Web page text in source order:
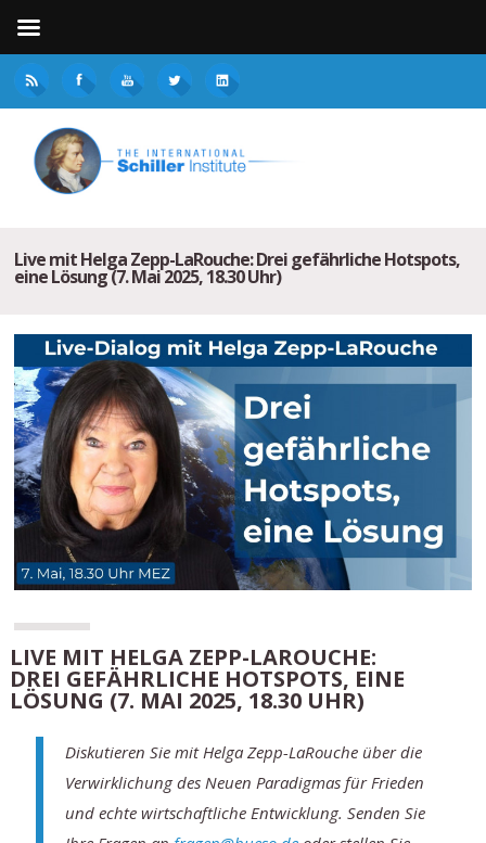
Live mit Helga Zepp-LaRouche: Drei gefährliche Hotspots,
eine Lösung (7. Mai 2025, 18.30 Uhr)
LIVE MIT HELGA ZEPP-LAROUCHE:
DREI GEFÄHRLICHE HOTSPOTS, EINE
LÖSUNG (7. MAI 2025, 18.30 UHR)
Diskutieren Sie mit Helga Zepp-LaRouche über die
Verwirklichung des Neuen Paradigmas für Frieden
und echte wirtschaftliche Entwicklung. Senden Sie